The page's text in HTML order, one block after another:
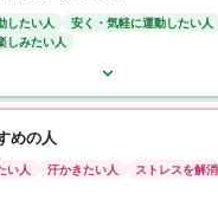
したい人
安く・気軽に運動したい人
しみたい人
めの人
い人 汗かきたい人 ストレスを解